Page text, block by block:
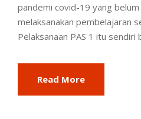
pandemi covid-19 yang
melaksanakan pembelajaran
Pelaksanaan PAS 1 itu sendiri
Read More